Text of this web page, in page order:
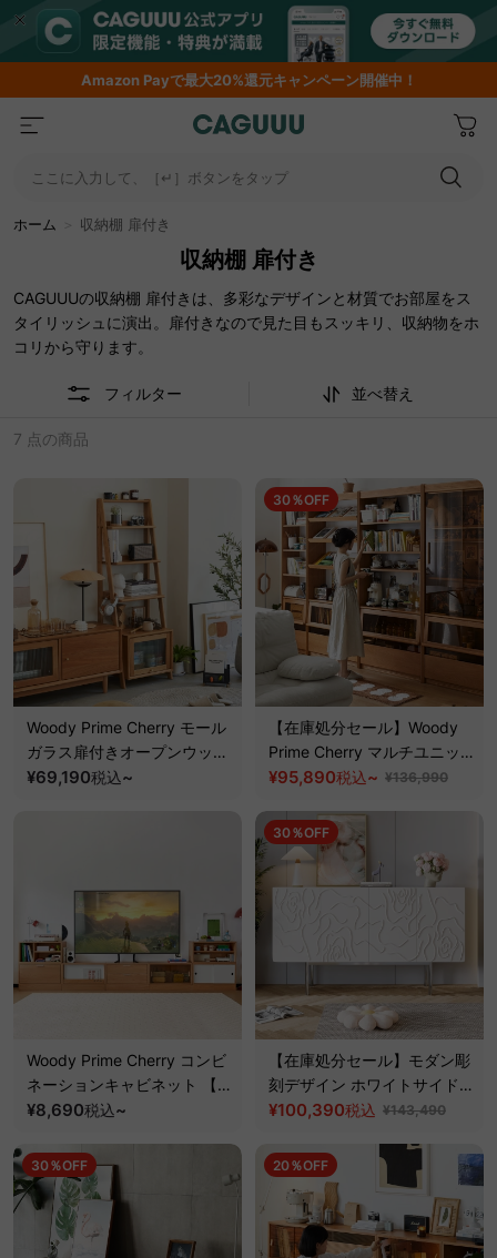
AmazonPayで最大20%還元キャンペーン開催中！
ここに入力して、［↵］ボタンをタップ
ホーム 収納棚 扉付き
収納棚 扉付き
CAGUUUの収納棚 扉付きは、多彩なデザインと材質でお部屋をス
タイリッシュに演出。扉付きなので見た目もスッキリ、収納物をホ
コリから守ります。
フィルター 並べ替え
7 点の商品
Woody Prime Cherry モール
ガラス扉付きオープンウッド
ラック【高級天然チェリー
¥69,190税込~
30％OFF
【在庫処分セール】Woody
Prime Cherry マルチユニッ
トシェルフ
¥95,890税込~ ¥136,990
Woody Prime Cherry コンビ
ネーションキャビネット 【高
級天然チェリー材】
¥8,690税込~
30％OFF
【在庫処分セール】モダン彫
刻デザイン ホワイトサイドボ
ード
¥100,390税込 ¥143,490
30％OFF 20％OFF